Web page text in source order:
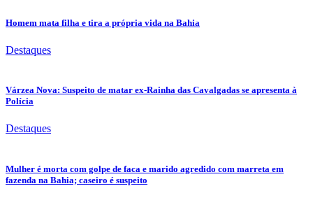
Homem mata filha e tira a própria vida na Bahia
Destaques
Várzea Nova: Suspeito de matar ex-Rainha das Cavalgadas se apresenta à
Polícia
Destaques
Mulher é morta com golpe de faca e marido agredido com marreta em
fazenda na Bahia; caseiro é suspeito